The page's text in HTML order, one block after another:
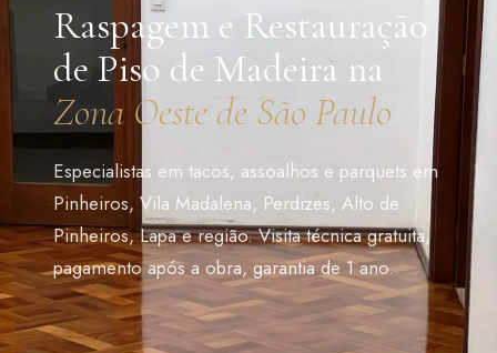
Raspagem e Restauração
de Piso de Madeira na
Zona Oeste de São Paulo
Especialistas em tacos, assoalhos e parquets em
Pinheiros, Vila Madalena, Perdizes, Alto de
Pinheiros, Lapa e região. Visita técnica gratuita,
pagamento após a obra, garantia de 1 ano.